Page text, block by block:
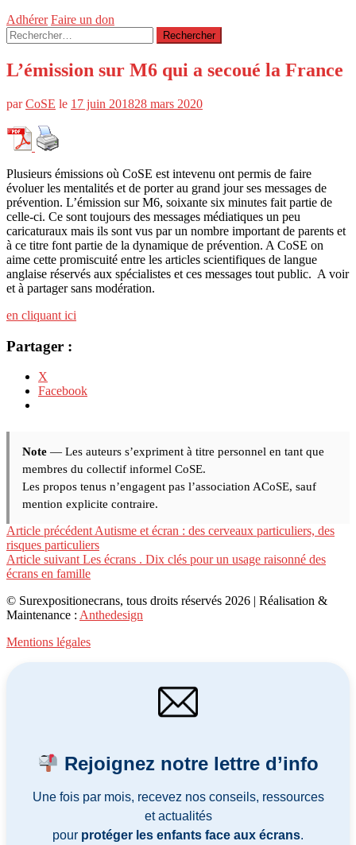
Adhérer Faire un don
Rechercher :
L’émission sur M6 qui a secoué la France
parCoSE le 17 juin 201828 mars 2020
Plusieurs émissions où CoSE est intevenu ont permis de faire
évoluer les mentalités et de porter au grand jour ses messages de
prévention. L’émission sur M6, soixante six minutes fait partie de
celle-ci. Ce sont toujours des messages médiatiques un peu
caricaturaux mais ils sont vus par un nombre important de parents et
à ce titre font partie de la dynamique de prévention. A CoSE on
aime cette promiscuité entre les articles scientifiques de langue
anglaise réservés aux spécialistes et ces messages tout public. A voir
et à partager sans modération.
en cliquant ici
Partager :
X
Facebook
Note — Les auteurs s’expriment à titre personnel en tant que
membres du collectif informel CoSE.
Les propos tenus n’engagent pas l’association ACoSE, sauf
mention explicite contraire.
Lire
la
suite
Article précédent Autisme et écran : des cerveaux particuliers, des
risques particuliers
Article suivant Les écrans . Dix clés pour un usage raisonné des
écrans en famille
© Surexpositionecrans, tous droits réservés 2026 | Réalisation &
Maintenance : Anthedesign
Mentions légales
Rejoignez notre lettre d’info
Une fois par mois, recevez nos conseils, ressources
et actualités
pour protéger les enfants face aux écrans.